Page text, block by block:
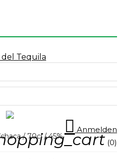
 Anmelden
(0)
/ 70cl / 45%